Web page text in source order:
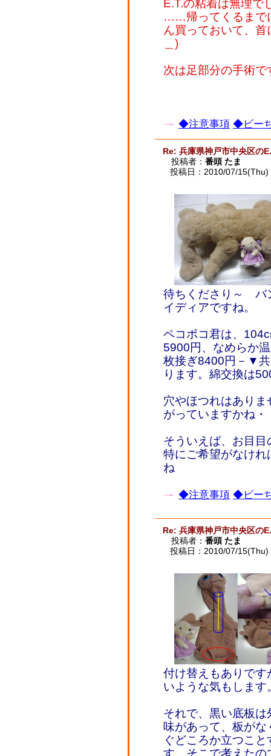
E.T.の粘着は無理で
……帰ってくるまで
ん買っておいて、
＿)
次は足部分の手術
◆注意事項 ◆ビー
Re: 兵庫県神戸市中央区の
投稿者： 番頭 たま
投稿日：2010/07/
待ちくださり～ バ
イディアですね。
ペコポコ君は、
5900円、なめらか
枚接ぎ8400円－▼
ります。綿交換は
穴やほつれはあり
がっていますかね・
そういえば、お目
特にご希望がなけ
ね
◆注意事項 ◆ビー
Re: 兵庫県神戸市中央区の
投稿者： 番頭 たま
投稿日：2010/07/
付け替えもありで
いような気もします
それで、黒い底板
味があって、板が
ぐどころか立つこ
す。そこで考えた